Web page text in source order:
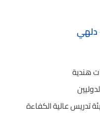
دلهي
تدريس عالية الكفاءة